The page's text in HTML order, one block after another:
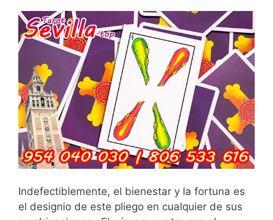
Indefectiblemente, el bienestar y la fortuna es
el designio de este pliego en cualquier de sus